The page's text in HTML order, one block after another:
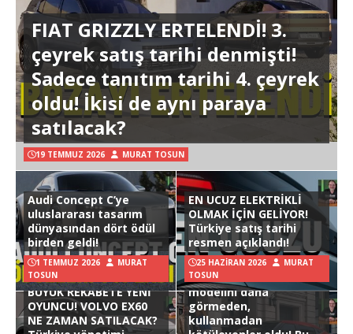
FIAT GRIZZLY ERTELENDİ! 3.
çeyrek satış tarihi denmişti!
Sadece tanıtım tarihi 4. çeyrek
oldu! İkisi de aynı paraya
satılacak?
19 TEMMUZ 2026 MURAT TOSUN
Audi Concept C’ye
uluslararası tasarım
dünyasından dört ödül
birden geldi!
1 TEMMUZ 2026
MURAT
TOSUN
EN UCUZ ELEKTRİKLİ
OLMAK İÇİN GELİYOR!
Türkiye satış tarihi
resmen açıklandı!
25 HAZIRAN 2026
MURAT
TOSUN
BÜYÜK REKABETE YENİ
OYUNCU! VOLVO EX60
NE ZAMAN SATILACAK?
Hyundai Ioniq 3
modelini daha
görmeden,
kullanmadan